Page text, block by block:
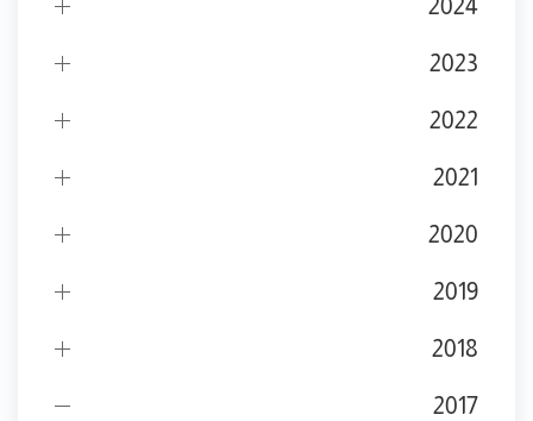
2024
2023
2022
2021
2020
2019
2018
2017